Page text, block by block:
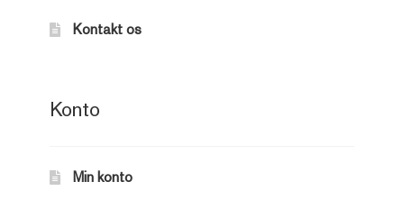
Kontakt os
Konto
Min konto